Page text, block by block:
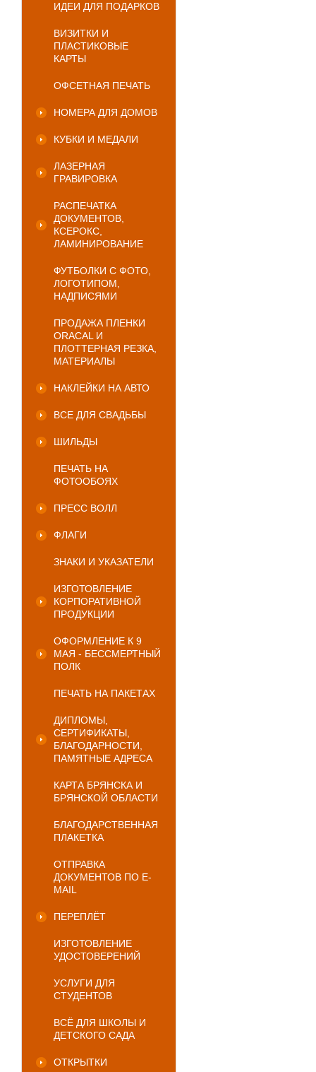
ИДЕИ ДЛЯ ПОДАРКОВ
ВИЗИТКИ И
ПЛАСТИКОВЫЕ
КАРТЫ
ОФСЕТНАЯ ПЕЧАТЬ
НОМЕРА ДЛЯ ДОМОВ
КУБКИ И МЕДАЛИ
ЛАЗЕРНАЯ
ГРАВИРОВКА
РАСПЕЧАТКА
ДОКУМЕНТОВ,
КСЕРОКС,
ЛАМИНИРОВАНИЕ
ФУТБОЛКИ С ФОТО,
ЛОГОТИПОМ,
НАДПИСЯМИ
ПРОДАЖА ПЛЕНКИ
ORACAL И
ПЛОТТЕРНАЯ РЕЗКА,
МАТЕРИАЛЫ
НАКЛЕЙКИ НА АВТО
ВСЕ ДЛЯ СВАДЬБЫ
ШИЛЬДЫ
ПЕЧАТЬ НА
ФОТООБОЯХ
ПРЕСС ВОЛЛ
ФЛАГИ
ЗНАКИ И УКАЗАТЕЛИ
ИЗГОТОВЛЕНИЕ
КОРПОРАТИВНОЙ
ПРОДУКЦИИ
ОФОРМЛЕНИЕ К 9
МАЯ - БЕССМЕРТНЫЙ
ПОЛК
ПЕЧАТЬ НА ПАКЕТАХ
ДИПЛОМЫ,
СЕРТИФИКАТЫ,
БЛАГОДАРНОСТИ,
ПАМЯТНЫЕ АДРЕСА
КАРТА БРЯНСКА И
БРЯНСКОЙ ОБЛАСТИ
БЛАГОДАРСТВЕННАЯ
ПЛАКЕТКА
ОТПРАВКА
ДОКУМЕНТОВ ПО E-
MAIL
ПЕРЕПЛЁТ
ИЗГОТОВЛЕНИЕ
УДОСТОВЕРЕНИЙ
УСЛУГИ ДЛЯ
СТУДЕНТОВ
ВСЁ ДЛЯ ШКОЛЫ И
ДЕТСКОГО САДА
ОТКРЫТКИ